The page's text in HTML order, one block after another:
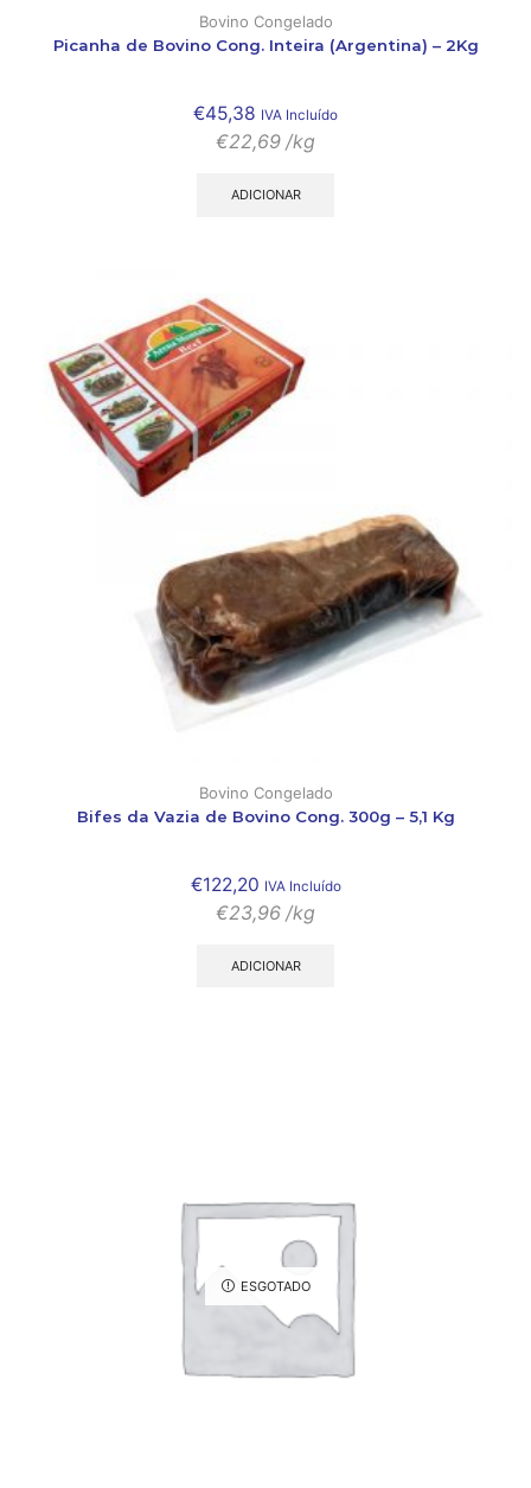
Bovino Congelado
Picanha de Bovino Cong. Inteira (Argentina) – 2Kg
€45,38 IVA Incluído
€22,69 /kg
ADICIONAR
Bovino Congelado
Bifes da Vazia de Bovino Cong. 300g – 5,1 Kg
€122,20 IVA Incluído
€23,96 /kg
ADICIONAR
ESGOTADO